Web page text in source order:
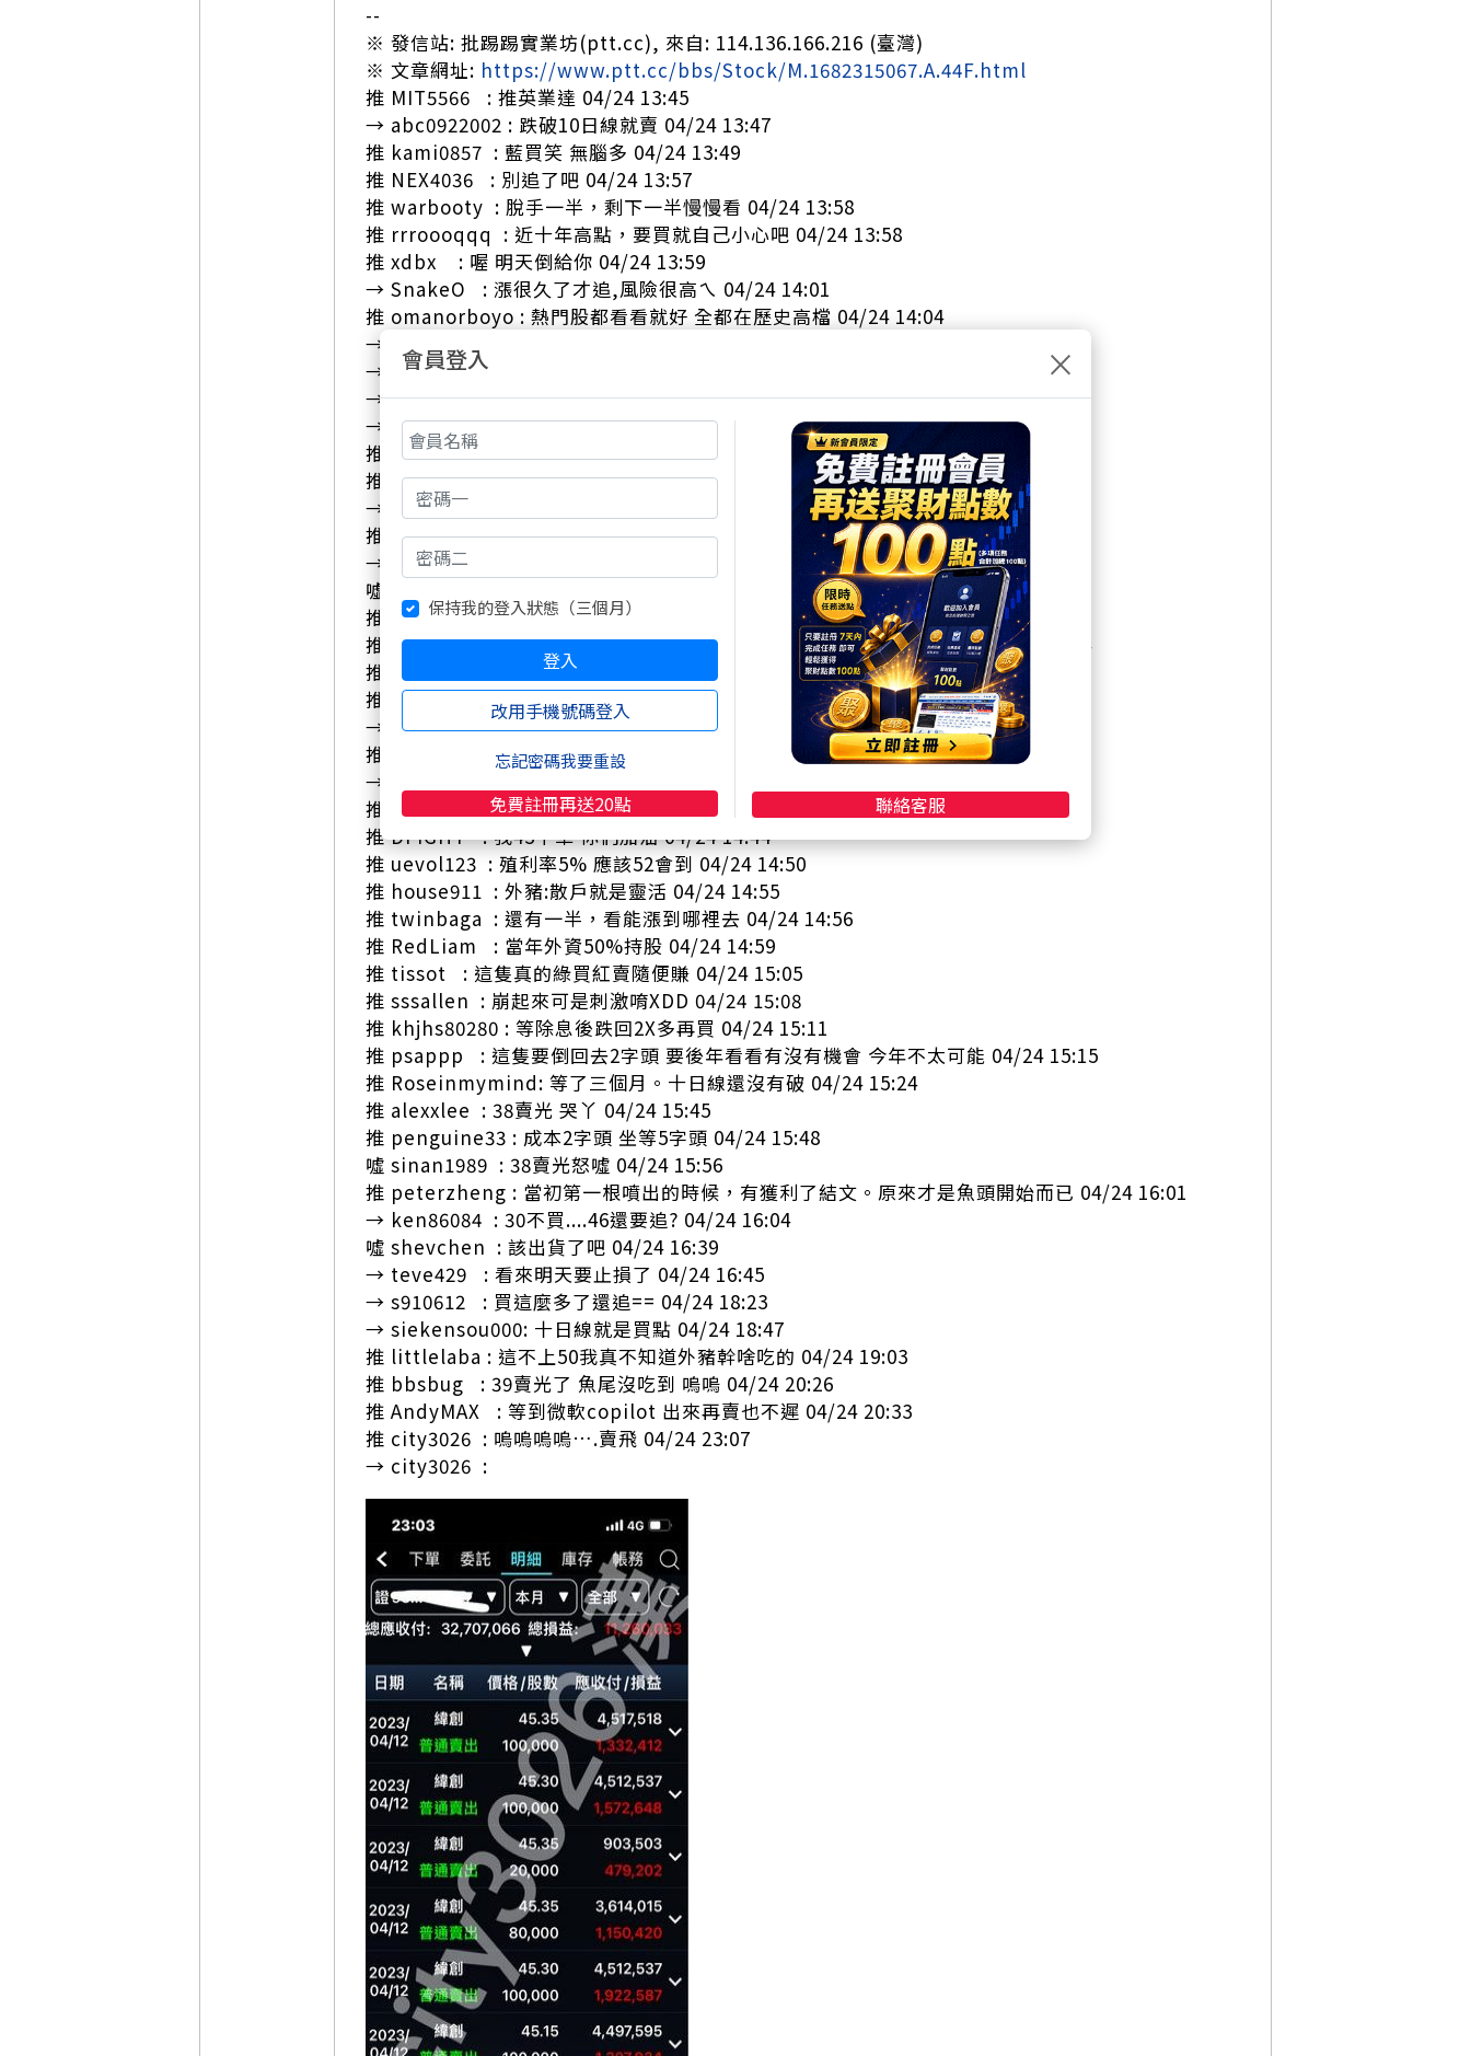
--
※ 發信站: 批踢踢實業坊(ptt.cc), 來自: 114.136.166.216 (臺灣)
※ 文章網址: https://www.ptt.cc/bbs/Stock/M.1682315067.A.44F.html
推 MIT5566 : 推英業達 04/24 13:45
→ abc0922002 : 跌破10日線就賣 04/24 13:47
推 kami0857 : 藍買笑 無腦多 04/24 13:49
推 NEX4036 : 別追了吧 04/24 13:57
推 warbooty : 脫手一半，剩下一半慢慢看 04/24 13:58
推 rrroooqqq : 近十年高點，要買就自己小心吧 04/24 13:58
推 xdbx : 喔 明天倒給你 04/24 13:59
→ SnakeO : 漲很久了才追,風險很高ㄟ 04/24 14:01
推 omanorboyo : 熱門股都看看就好 全都在歷史高檔 04/24 14:04
→ omanorboyo : 肉沒多少 下檔空間一大段 04/24 14:04
→ qoo10067 : 存股成本都20幾的，現在才在買，外資已經買很久了 04/24 14:07
→ dkfum : 股板鄉民都說別追了 知道該怎麼做了吧 04/24 14:08
→ Kobe5210 : 產業面-->籌碼面。 04/24 14:10
推 jc761128 : 現在才多?? 6666 04/24 14:10
推 tenghui : 籌碼確實變得很乾淨 慘戶這波跑了一堆人 04/24 14:13
→ lolpklol0975: 出貨 04/24 14:14
推 devidevi : 說不定今天大哥是賣的 04/24 14:15
→ allgood123 : 一起跑？外資有你的電話？ 04/24 14:16
噓 Sana : 爽!!!目標52 04/24 14:17
推 EvanChien : 上禮拜跑了一堆散戶讓外資撿超爽 04/24 14:29
推 leo855180 : 當初36～38就分批全賣光了 賺了50萬 剩下給其他人賺 04/24 14:34
推 Roseinmymind: 2010。高點有63 04/24 14:34
推 uevol123 : 你再往前調資料，外資都買多久了XD 04/24 14:40
→ uevol123 : 但大戶增，散戶減，車算蠻輕的 04/24 14:41
推 omanorboyo : 沒有一起跑這種事 通常是跌一天裝沒事 跌兩天想說 04/24 14:43
→ omanorboyo : 還V回來 跌三天X停損了爛股票 04/24 14:43
推 TP62842UL3 : 短線漲蠻多的 隨時都要警戒就是 04/24 14:44
推 DFIGHT : 我43下車 你們加油 04/24 14:44
推 uevol123 : 殖利率5% 應該52會到 04/24 14:50
推 house911 : 外豬:散戶就是靈活 04/24 14:55
推 twinbaga : 還有一半，看能漲到哪裡去 04/24 14:56
推 RedLiam : 當年外資50%持股 04/24 14:59
推 tissot : 這隻真的綠買紅賣隨便賺 04/24 15:05
推 sssallen : 崩起來可是刺激唷XDD 04/24 15:08
推 khjhs80280 : 等除息後跌回2X多再買 04/24 15:11
推 psappp : 這隻要倒回去2字頭 要後年看看有沒有機會 今年不太可能 04/24 15:15
推 Roseinmymind: 等了三個月。十日線還沒有破 04/24 15:24
推 alexxlee : 38賣光 哭丫 04/24 15:45
推 penguine33 : 成本2字頭 坐等5字頭 04/24 15:48
噓 sinan1989 : 38賣光怒噓 04/24 15:56
推 peterzheng : 當初第一根噴出的時候，有獲利了結文。原來才是魚頭開始而已 04/24 16:01
→ ken86084 : 30不買....46還要追? 04/24 16:04
噓 shevchen : 該出貨了吧 04/24 16:39
→ teve429 : 看來明天要止損了 04/24 16:45
→ s910612 : 買這麼多了還追== 04/24 18:23
→ siekensou000: 十日線就是買點 04/24 18:47
推 littlelaba : 這不上50我真不知道外豬幹啥吃的 04/24 19:03
推 bbsbug : 39賣光了 魚尾沒吃到 嗚嗚 04/24 20:26
推 AndyMAX : 等到微軟copilot 出來再賣也不遲 04/24 20:33
推 city3026 : 嗚嗚嗚嗚….賣飛 04/24 23:07
→ city3026 :
會員登入 ×
保持我的登入狀態（三個月）
登入
改用手機號碼登入
忘記密碼我要重設
免費註冊再送20點 聯絡客服